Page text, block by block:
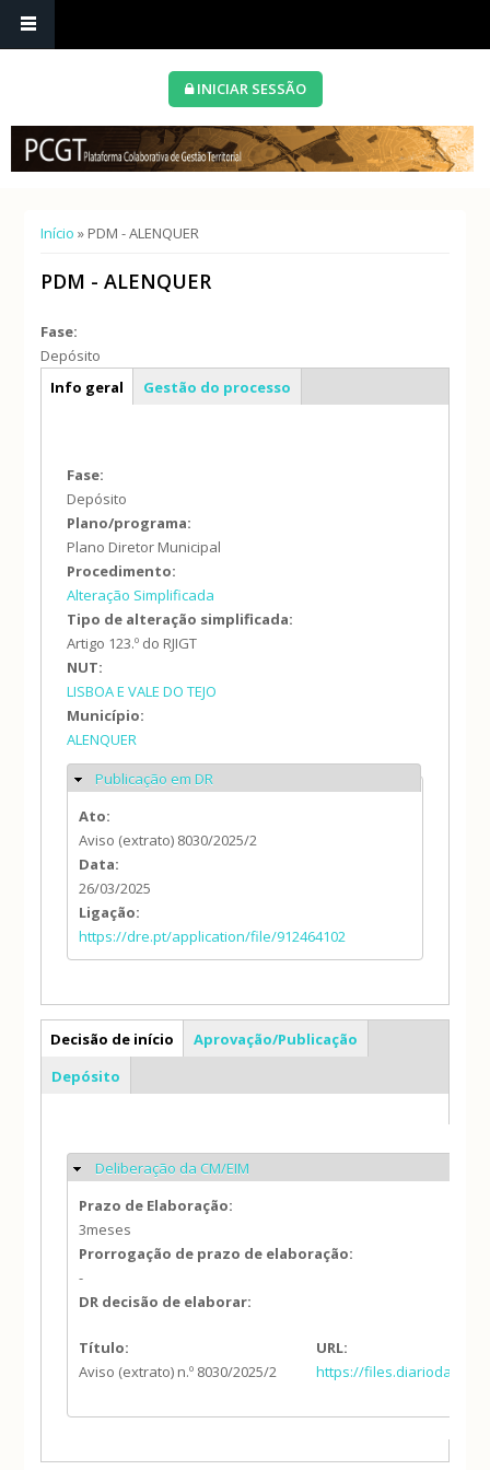
INICIAR SESSÃO
Está aqui
Início » PDM - ALENQUER
PDM - ALENQUER
Fase:
Depósito
Caracterização geral
Info geral Gestão do processo
Fase:
Depósito
Plano/programa:
Plano Diretor Municipal
Procedimento:
Alteração Simplificada
Tipo de alteração simplificada:
Artigo 123.º do RJIGT
NUT:
LISBOA E VALE DO TEJO
Município:
ALENQUER
Ocultar
Publicação em DR
Ato:
Aviso (extrato) 8030/2025/2
Data:
26/03/2025
Ligação:
https://dre.pt/application/file/912464102
AS
Decisão de início
Aprovação/Publicação
Depósito
Ocultar
Deliberação da CM/EIM
Prazo de Elaboração:
3meses
Prorrogação de prazo de elaboração:
-
DR decisão de elaborar:
Título:
Aviso (extrato) n.º 8030/2025/2
URL:
https://